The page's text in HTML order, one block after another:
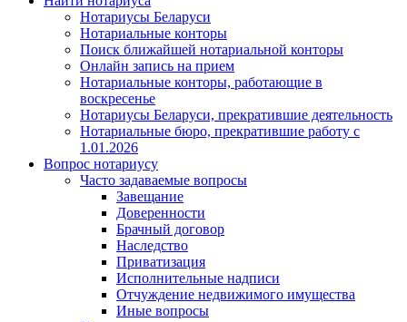
Нотариусы Беларуси
Нотариальные конторы
Поиск ближайшей нотариальной конторы
Онлайн запись на прием
Нотариальные конторы, работающие в
воскресенье
Нотариусы Беларуси, прекратившие деятельность
Нотариальные бюро, прекратившие работу с
1.01.2026
Вопрос нотариусу
Часто задаваемые вопросы
Завещание
Доверенности
Брачный договор
Наследство
Приватизация
Исполнительные надписи
Отчуждение недвижимого имущества
Иные вопросы